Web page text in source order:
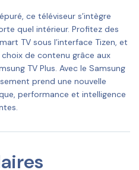
ce téléviseur s’intègre
quel intérieur. Profitez des
TV sous l’interface Tizen, et
de contenu grâce aux
TV Plus. Avec le Samsung
prend une nouvelle
performance et intelligence